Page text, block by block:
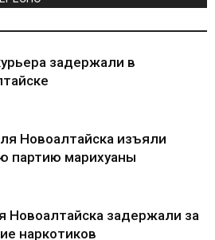
задержали в
Новоалтайска изъяли
партию марихуаны
Новоалтайска задержали за
наркотиков